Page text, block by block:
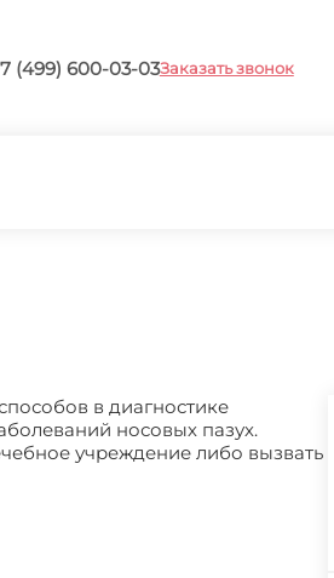
(499) 600-03-03Заказать звонок
в диагностике
носовых пазух.
учреждение либо вызвать